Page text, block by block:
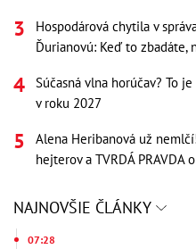
Hospodárová chytila v
Ďurianovú: Keď to zbadáte,
Súčasná vlna horúčav? To
v roku 2027
Alena Heribanová už
hejterov a TVRDÁ PRAVDA
NAJNOVŠIE ČLÁNKY
07:28